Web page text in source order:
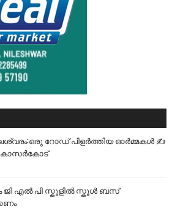
റോഡ് പിളർത്തിയ ഓർമ്മകൾ ✍️
കാസർകോട്
ജി എൽ പി സ്കൂളിൽ സ്കൂൾ ബസ്